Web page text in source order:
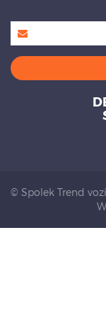
© Spolek Trend